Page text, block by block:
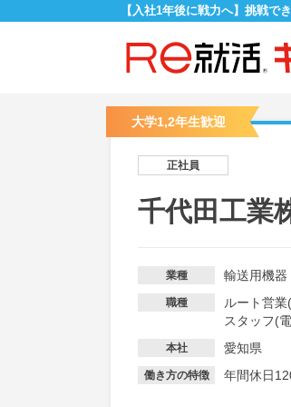
【入社1年後に戦力へ】挑戦で
大学1,2年生歓迎
正社員
千代田工業
業種 輸送用機器
職種 ルート営
スタッフ(
本社 愛知県
働き方の特徴 年間休日